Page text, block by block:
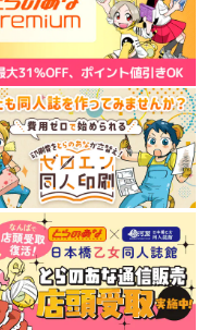
宮侑×北信介
サンプル
作品詳細